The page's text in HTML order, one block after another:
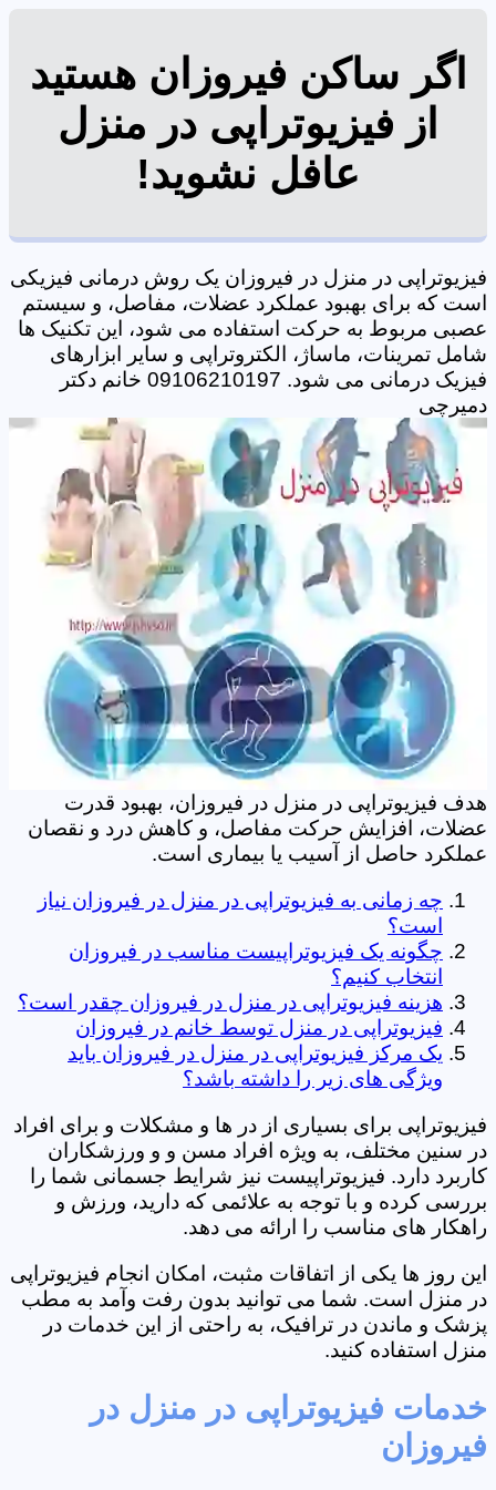
اگر ساکن فیروزان هستید
از فیزیوتراپی در منزل
عافل نشوید!
فیزیوتراپی در منزل در فیروزان یک روش درمانی فیزیکی
است که برای بهبود عملکرد عضلات، مفاصل، و سیستم
عصبی مربوط به حرکت استفاده می شود، این تکنیک ها
شامل تمرینات، ماساژ، الکتروتراپی و سایر ابزارهای
فیزیک درمانی می شود. 09106210197 خانم دکتر
دمیرچی
هدف فیزیوتراپی در منزل در فیروزان، بهبود قدرت
عضلات، افزایش حرکت مفاصل، و کاهش درد و نقصان
عملکرد حاصل از آسیب یا بیماری است.
چه زمانی به فیزیوتراپی در منزل در فیروزان نیاز
است؟
چگونه یک فیزیوتراپیست مناسب در فیروزان
انتخاب کنیم؟
هزینه فیزیوتراپی در منزل در فیروزان چقدر است؟
فیزیوتراپی در منزل توسط خانم در فیروزان
یک مرکز فیزیوتراپی در منزل در فیروزان باید
ویژگی های زیر را داشته باشد؟
فیزیوتراپی برای بسیاری از در ها و مشکلات و برای افراد
در سنین مختلف، به ویژه افراد مسن و و ورزشکاران
کاربرد دارد. فیزیوتراپیست نیز شرایط جسمانی شما را
بررسی کرده و با توجه به علائمی که دارید، ورزش و
راهکار های مناسب را ارائه می دهد.
این روز ها یکی از اتفاقات مثبت، امکان انجام فیزیوتراپی
در منزل است. شما می توانید بدون رفت وآمد به مطب
پزشک و ماندن در ترافیک، به راحتی از این خدمات در
منزل استفاده کنید.
خدمات فیزیوتراپی در منزل در
فیروزان